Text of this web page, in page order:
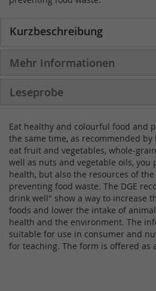
Kurzbeschreibung
Mehr Informationen
Leseprobe
Eat healthy and colourful food and
the same time, as recommended
eat fruit and vegetables, whole-
well as nuts and vegetable oils, you
health, but also the resources of
preventing food waste. The DGE
drink well" show a way to increase
foods and lower the intake of
health and the environment. The
suitable for use in consumer and
for teaching. The form is offered as